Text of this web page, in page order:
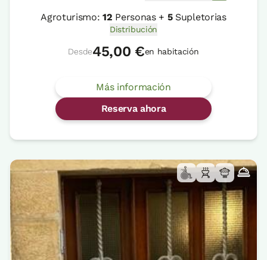
Agroturismo:12 Personas + 5Supletorias
Distribución
Desde45,00 €en habitación
Más información
Reserva ahora